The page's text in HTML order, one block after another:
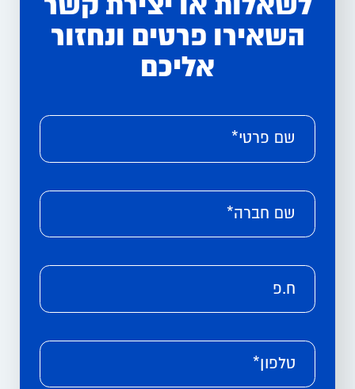
השאירו פרטים ונחזור
אליכם
Please leave this field empty.
שם פרטי*
שם חברה*
ח.פ
טלפון*
Alternative: